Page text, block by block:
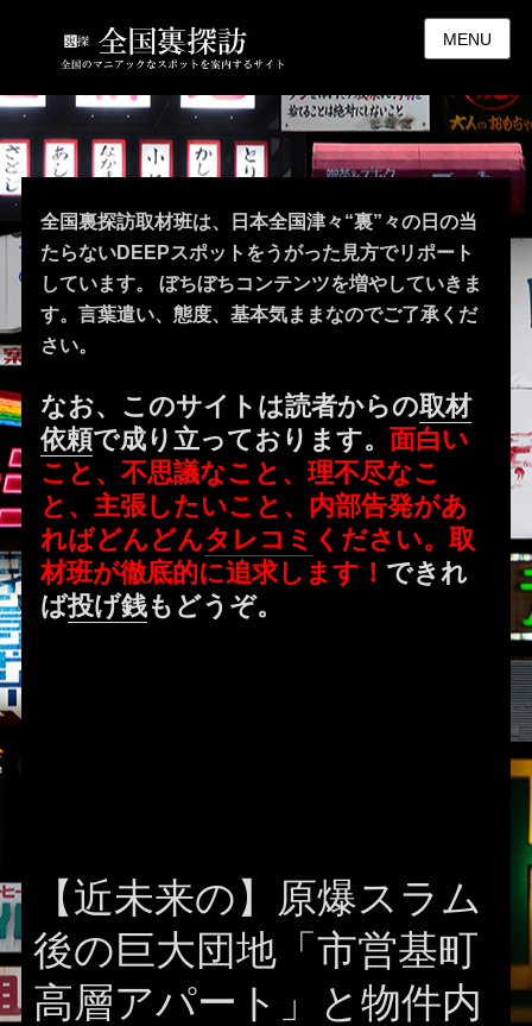
MENU
全国裏探訪取材班は、日本全国津々“裏”々の日の当
たらないDEEPスポットをうがった見方でリポート
しています。 ぼちぼちコンテンツを増やしていきま
す。言葉遣い、態度、基本気ままなのでご了承くだ
さい。
なお、このサイトは読者からの取材
依頼で成り立っております。面白い
こと、不思議なこと、理不尽なこ
と、主張したいこと、内部告発があ
ればどんどんタレコミ ください。取
材班が徹底的に追求します！ できれ
ば投げ銭もどうぞ。
【近未来の】原爆スラム
後の巨大団地「市営基町
高層アパート」と物件内